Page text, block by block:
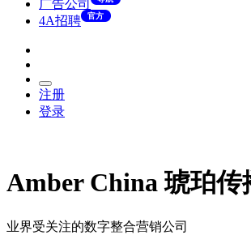
广告公司
4A招聘 官方
注册
登录
Amber China 琥珀传
业界受关注的数字整合营销公司